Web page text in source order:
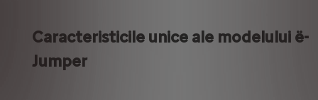
Caracteristicile unice ale modelului ë-
Jumper